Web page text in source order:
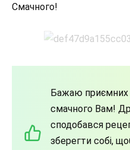
Смачного!
Бажаю приємних
смачного Вам!
сподобався
зберегти собі,